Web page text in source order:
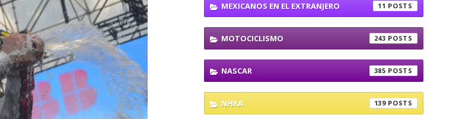
MEXICANOS EN EL EXTRANJERO 11
MOTOCICLISMO 243
NASCAR 385
NHRA 139